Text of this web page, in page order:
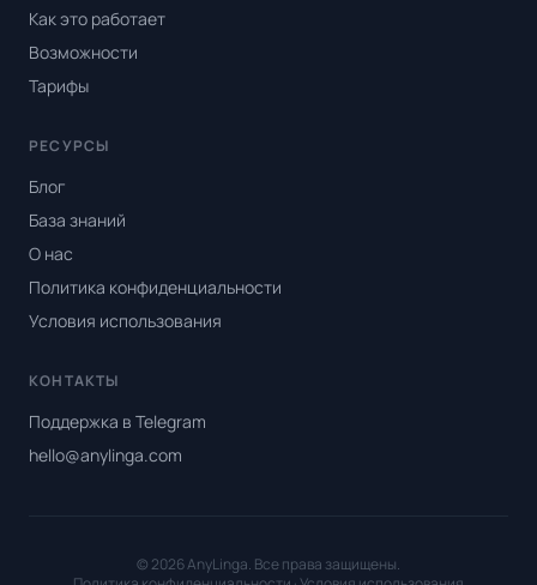
Как это работает
Возможности
Тарифы
РЕСУРСЫ
Блог
База знаний
О нас
Политика конфиденциальности
Условия использования
КОНТАКТЫ
Поддержка в Telegram
hello@anylinga.com
© 2026 AnyLinga. Все права защищены.